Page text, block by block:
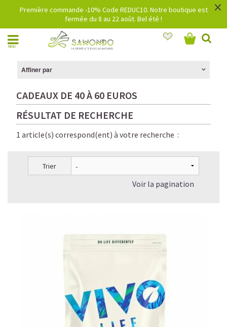
Première commande -10% Code REDUC10. Notre boutique est
fermée du 8 au 22 août. Bel été !
×
MENU
Affiner par
CADEAUX DE 40 À 60 EUROS
RÉSULTAT DE RECHERCHE
1 article(s) correspond(ent) à votre recherche :
Trier
Voir la pagination